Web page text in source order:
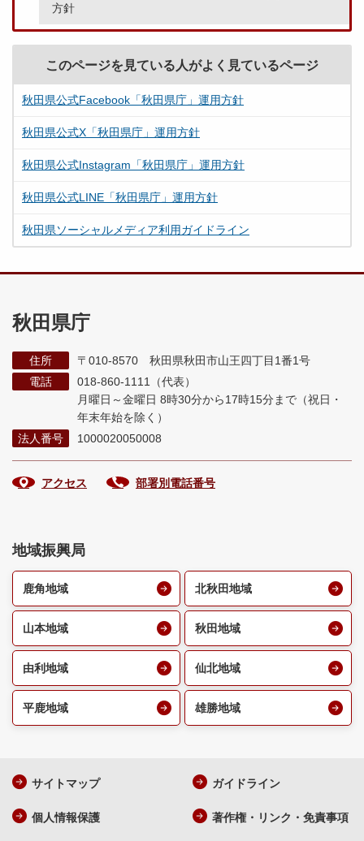
方針
このページを見ている人がよく見ているページ
秋田県公式Facebook「秋田県庁」運用方針
秋田県公式X「秋田県庁」運用方針
秋田県公式Instagram「秋田県庁」運用方針
秋田県公式LINE「秋田県庁」運用方針
秋田県ソーシャルメディア利用ガイドライン
秋田県庁
住所
〒010-8570 秋田県秋田市山王四丁目1番1号
電話
018-860-1111（代表）
月曜日～金曜日 8時30分から17時15分まで （祝日・
年末年始を除く）
法人番号
1000020050008
アクセス 部署別電話番号
地域振興局
鹿角地域 北秋田地域
山本地域 秋田地域
由利地域 仙北地域
平鹿地域 雄勝地域
サイトマップ ガイドライン
個人情報保護 著作権・リンク・免責事項